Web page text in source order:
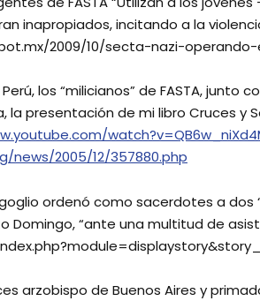
inapropiados, incitando a la
2009/10/secta-nazi-
los “milicianos” de FASTA,
la presentación de mi libro Cruces y
news/2005/12/357880.php
ordenó como sacerdotes a dos
Domingo, “ante una multitud de
arzobispo de Buenos Aires y